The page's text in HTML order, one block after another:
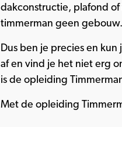
dakconstructie, plafond
timmerman geen gebouw.
Dus ben je precies en
af en vind je het niet erg
is de opleiding
Met de opleiding